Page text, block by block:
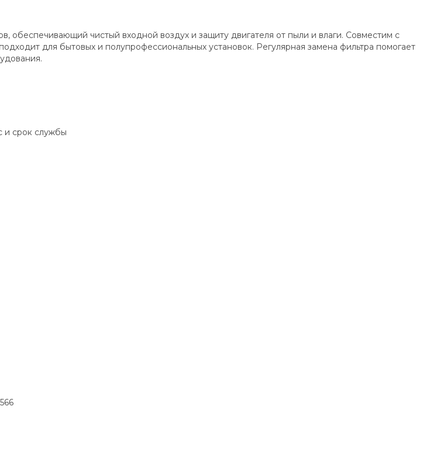
чистый входной воздух и защиту двигателя от пыли и влаги. Совместим с
для бытовых и полупрофессиональных установок. Регулярная замена фильтра помогает
и срок службы